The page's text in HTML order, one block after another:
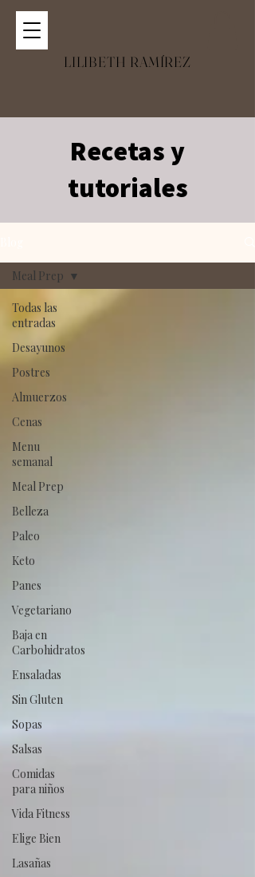
LILIBETH RAMÍREZ
Recetas y
tutoriales
Todas las
entradas
Desayunos
Postres
Almuerzos
Cenas
Menu
semanal
Meal Prep
Belleza
Paleo
Keto
Panes
Vegetariano
Baja en
Carbohidratos
Ensaladas
Sin Gluten
Sopas
Salsas
Comidas
para niños
Vida Fitness
Elige Bien
Lasañas
Meal Prep